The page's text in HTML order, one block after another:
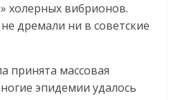
холерных вибрионов.
дремали ни в советские
принята массовая
эпидемии удалось